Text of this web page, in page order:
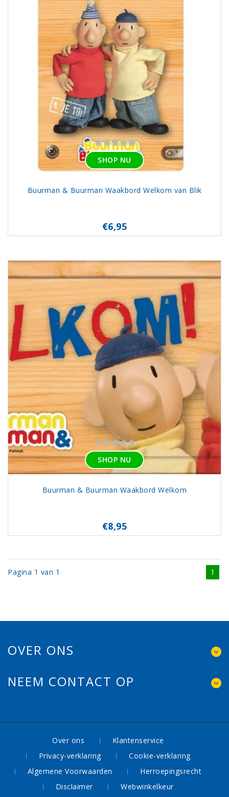
SHOP NU
Buurman & Buurman Waakbord Welkom van Blik
€6,95
SHOP NU
Buurman & Buurman Waakbord Welkom
€8,95
Pagina 1 van 1 1
OVER ONS
NEEM CONTACT OP
Over ons
Klantenservice
Privacy-verklaring
Cookie-verklaring
Algemene Voorwaarden
Herroepingsrecht
Disclaimer
Webwinkelkeur